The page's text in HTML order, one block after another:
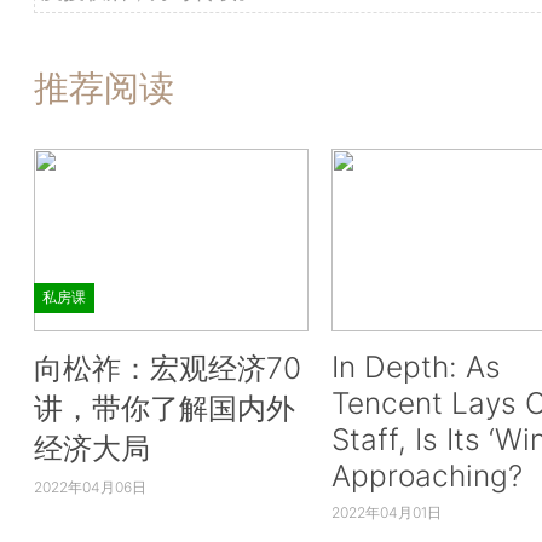
推荐阅读
私房课
向松祚：宏观经济70
讲，带你了解国内外
经济大局
2022年04月06日
In Depth: As
Tencent Lays
Staff, Is Its
Approaching?
2022年04月01日